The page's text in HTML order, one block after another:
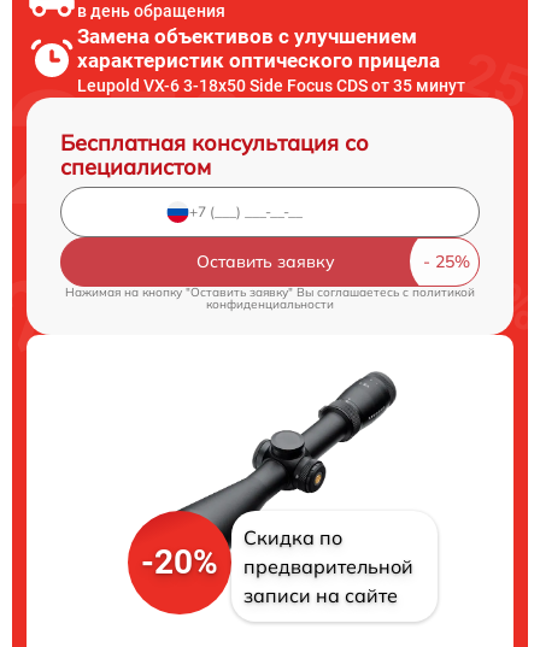
в день обращения
Замена объективов с улучшением
характеристик оптического прицела
Leupold VX-6 3-18x50 Side Focus CDS от 35 минут
Бесплатная консультация со
специалистом
Оставить заявку
Нажимая на кнопку "Оставить заявку" Вы соглашаетесь cполитикой
конфиденциальности
-20%
Скидка по
предварительной
записи на сайте